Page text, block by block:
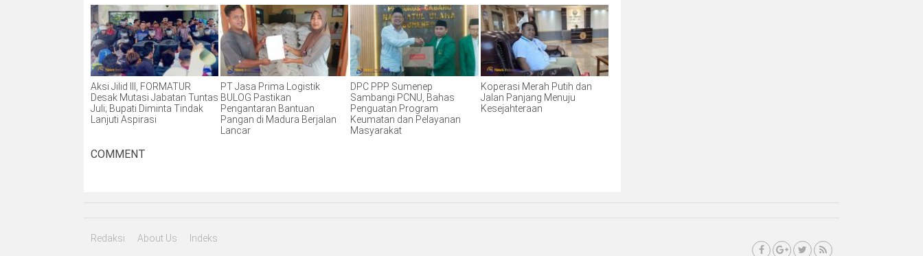
Aksi Jilid III, FORMATUR
Desak Mutasi Jabatan Tuntas
Juli; Bupati Diminta Tindak
Lanjuti Aspirasi
PT Jasa Prima Logistik
BULOG Pastikan
Pengantaran Bantuan
Pangan di Madura Berjalan
Lancar
DPC PPP Sumenep
Sambangi PCNU, Bahas
Penguatan Program
Keumatan dan Pelayanan
Masyarakat
Koperasi Merah Putih dan
Jalan Panjang Menuju
Kesejahteraan
COMMENT
Redaksi About Us Indeks